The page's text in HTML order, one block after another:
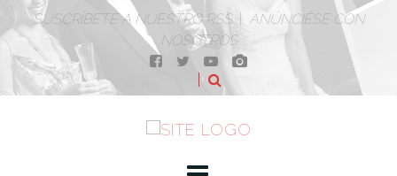
SUSCRÍBETE A NUESTRO RSS| ANÚNCIÉSE CON
NOSOTROS